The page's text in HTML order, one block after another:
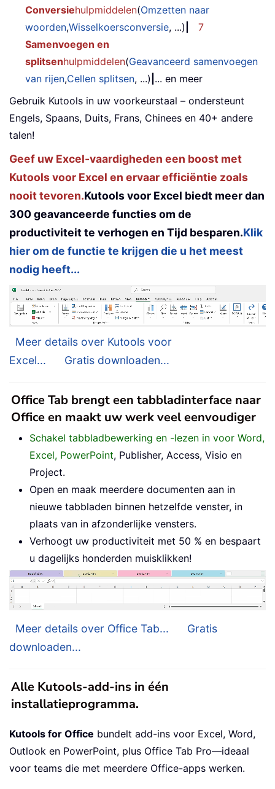
Conversiehulpmiddelen(Omzetten naar
woorden,Wisselkoersconversie, ...)
7
Samenvoegen en
splitsenhulpmiddelen(Geavanceerd samenvoegen
van rijen,Cellen splitsen, ...) ... en meer
Gebruik Kutools in uw voorkeurstaal – ondersteunt
Engels, Spaans, Duits, Frans, Chinees en 40+ andere
talen!
Geef uw Excel-vaardigheden een boost met
Kutools voor Excel en ervaar efficiëntie zoals
nooit tevoren.Kutools voor Excel biedt meer dan
300 geavanceerde functies om de
productiviteit te verhogen en Tijd besparen.Klik
hier om de functie te krijgen die u het meest
nodig heeft...
Meer details over Kutools voor
Excel...
Gratis downloaden...
Office Tab brengt een tabbladinterface naar
Office en maakt uw werk veel eenvoudiger
Schakel tabbladbewerking en -lezen in voor Word,
Excel, PowerPoint, Publisher, Access, Visio en
Project.
Open en maak meerdere documenten aan in
nieuwe tabbladen binnen hetzelfde venster, in
plaats van in afzonderlijke vensters.
Verhoogt uw productiviteit met 50 % en bespaart
u dagelijks honderden muisklikken!
Meer details over Office Tab...
Gratis
downloaden...
Alle Kutools-add-ins in één
installatieprogramma.
Kutools for Office bundelt add-ins voor Excel, Word,
Outlook en PowerPoint, plus Office Tab Pro—ideaal
voor teams die met meerdere Office-apps werken.